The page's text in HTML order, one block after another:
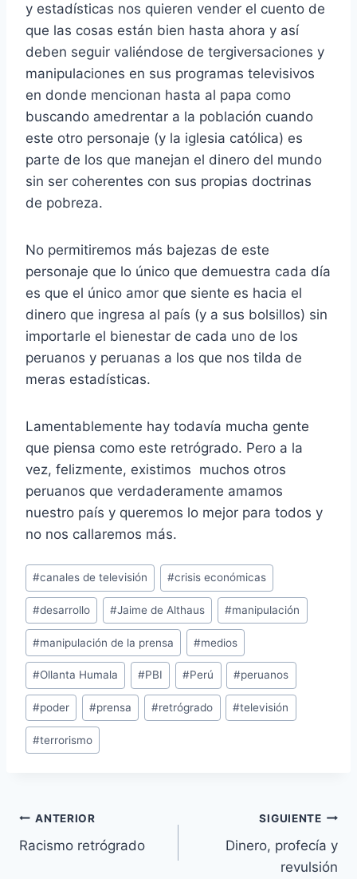
y estadísticas nos quieren vender el cuento de
que las cosas están bien hasta ahora y así
deben seguir valiéndose de tergiversaciones y
manipulaciones en sus programas televisivos
en donde mencionan hasta al papa como
buscando amedrentar a la población cuando
este otro personaje (y la iglesia católica) es
parte de los que manejan el dinero del mundo
sin ser coherentes con sus propias doctrinas
de pobreza.
No permitiremos más bajezas de este
personaje que lo único que demuestra cada día
es que el único amor que siente es hacia el
dinero que ingresa al país (y a sus bolsillos) sin
importarle el bienestar de cada uno de los
peruanos y peruanas a los que nos tilda de
meras estadísticas.
Lamentablemente hay todavía mucha gente
que piensa como este retrógrado. Pero a la
vez, felizmente, existimos muchos otros
peruanos que verdaderamente amamos
nuestro país y queremos lo mejor para todos y
no nos callaremos más.
Etiquetas
de
la
entrada:
#canales de televisión #crisis económicas
#desarrollo #Jaime de Althaus #manipulación
#manipulación de la prensa #medios
#Ollanta Humala #PBI #Perú #peruanos
#poder #prensa #retrógrado #televisión
#terrorismo
Navegación
de
ANTERIOR
Racismo retrógrado
SIGUIENTE
Dinero, profecía y
revulsión